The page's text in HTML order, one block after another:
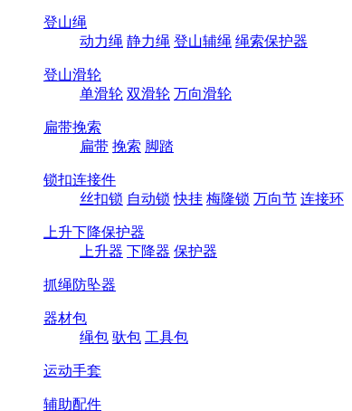
登山绳
动力绳 静力绳 登山辅绳 绳索保护器
登山滑轮
单滑轮 双滑轮 万向滑轮
扁带挽索
扁带 挽索 脚踏
锁扣连接件
丝扣锁 自动锁 快挂 梅隆锁 万向节 连接环
上升下降保护器
上升器 下降器 保护器
抓绳防坠器
器材包
绳包 驮包 工具包
运动手套
辅助配件